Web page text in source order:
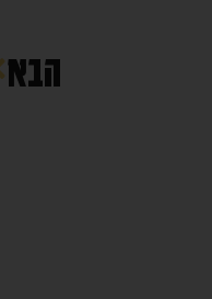
הבא